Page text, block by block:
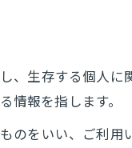
、生存する個人に
報を指します。
のをいい、ご利用